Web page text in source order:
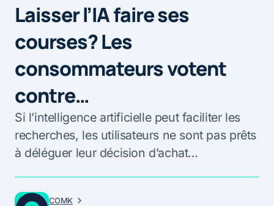
Laisser l’IA faire ses
courses? Les
consommateurs votent
contre…
Si l’intelligence artificielle peut faciliter les
recherches, les utilisateurs ne sont pas prêts
à déléguer leur décision d’achat…
COMK